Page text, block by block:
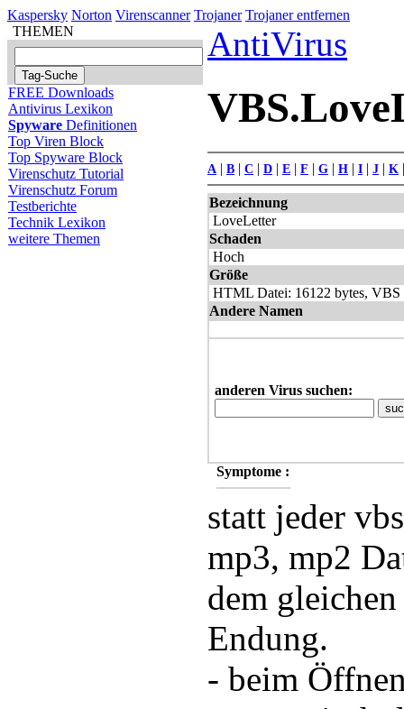
Kaspersky Norton Virenscanner Trojaner Trojaner entfernen
THEMEN
FREE Downloads
Antivirus Lexikon
Spyware Definitionen
Top Viren Block
Top Spyware Block
Virenschutz Tutorial
Virenschutz Forum
Testberichte
Technik Lexikon
weitere Themen
AntiVirus
A | B | C | D | E | F | G | H | I | J | K
Bezeichnung
LoveLetter
Schaden
Hoch
Größe
HTML Datei: 16122 bytes, VBS
Andere Namen
anderen Virus suchen:
Symptome :
statt jeder
mp3, mp2
dem
Endung.
- beim